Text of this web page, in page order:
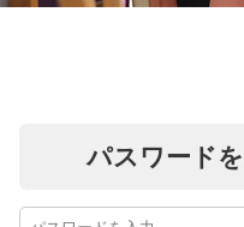
パスワード